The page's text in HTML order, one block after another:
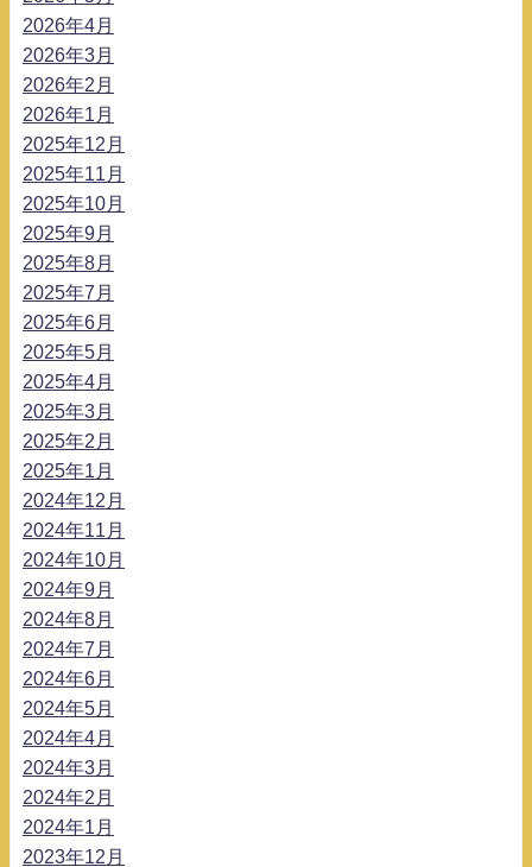
2026年4月
2026年3月
2026年2月
2026年1月
2025年12月
2025年11月
2025年10月
2025年9月
2025年8月
2025年7月
2025年6月
2025年5月
2025年4月
2025年3月
2025年2月
2025年1月
2024年12月
2024年11月
2024年10月
2024年9月
2024年8月
2024年7月
2024年6月
2024年5月
2024年4月
2024年3月
2024年2月
2024年1月
2023年12月